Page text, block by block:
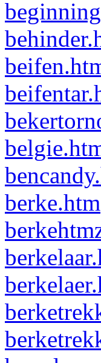
berke.htm